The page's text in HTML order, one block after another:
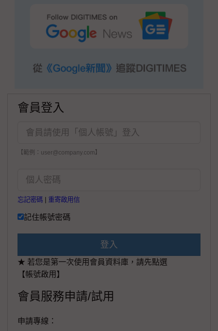
會員登入
【範例：user@company.com】
忘記密碼 重寄啟用信
記住帳號密碼
登入
★ 若您是第一次使用會員資料庫，請先點選
【帳號啟用】
會員服務申請/試用
申請專線：